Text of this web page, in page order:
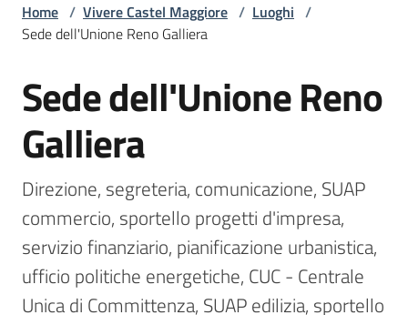
D'ARGENTO
AL MERITO
Amministrazione
Novità
Servizi
Vivere
Castel
Home / Vivere Castel Maggiore / Luoghi /
Sede dell'Unione Reno Galliera
Salta al contenuto
Sede dell'Unione Reno
Galliera
Direzione, segreteria, comunicazione, SUAP
commercio, sportello progetti d'impresa,
servizio finanziario, pianificazione urbanistica,
ufficio politiche energetiche, CUC - Centrale
Unica di Committenza, SUAP edilizia, sportello